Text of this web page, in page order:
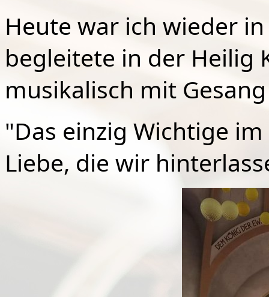
Heute war ich wieder
begleitete in der Heilig
musikalisch mit
"Das einzig Wichtige
Liebe, die wir